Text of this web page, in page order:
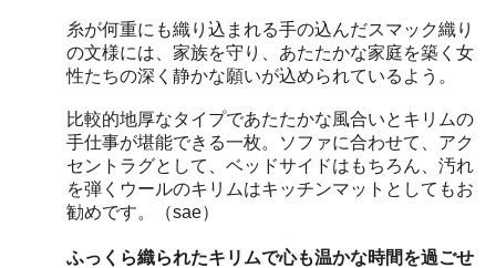
糸が何重にも織り込まれる手の込んだスマック織り
の文様には、家族を守り、あたたかな家庭を築く女
性たちの深く静かな願いが込められているよう。
比較的地厚なタイプであたたかな風合いとキリムの
手仕事が堪能できる一枚。ソファに合わせて、アク
セントラグとして、ベッドサイドはもちろん、汚れ
を弾くウールのキリムはキッチンマットとしてもお
勧めです。（sae）
ふっくら織られたキリムで心も温かな時間を過ごせ